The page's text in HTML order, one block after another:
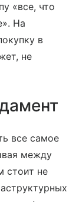
«все, что
На
в
не
все самое
между
стоит не